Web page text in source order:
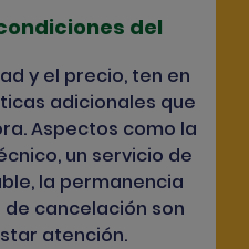
del
y el precio, ten en
adicionales que
Aspectos como la
un servicio de
la permanencia
cancelación son
atención.